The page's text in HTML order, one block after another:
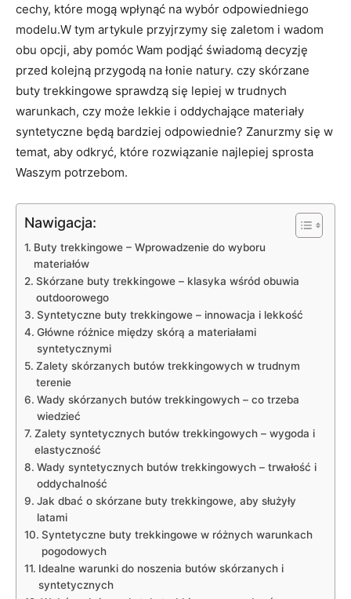
cechy, które mogą wpłynąć na wybór odpowiedniego
modelu.W tym artykule przyjrzymy się zaletom i wadom
obu opcji, aby pomóc Wam podjąć świadomą decyzję
przed kolejną przygodą na łonie natury. czy skórzane
buty trekkingowe sprawdzą się lepiej w trudnych
warunkach, czy może lekkie i oddychające materiały
syntetyczne będą bardziej odpowiednie? Zanurzmy się w
temat, aby odkryć, które rozwiązanie najlepiej sprosta
Waszym potrzebom.
Nawigacja:
Buty trekkingowe – Wprowadzenie do wyboru
materiałów
Skórzane buty trekkingowe – klasyka wśród obuwia
outdoorowego
Syntetyczne buty trekkingowe – innowacja i lekkość
Główne różnice między skórą a materiałami
syntetycznymi
Zalety skórzanych butów trekkingowych w trudnym
terenie
Wady skórzanych butów trekkingowych – co trzeba
wiedzieć
Zalety syntetycznych butów trekkingowych – wygoda i
elastyczność
Wady syntetycznych butów trekkingowych – trwałość i
oddychalność
Jak dbać o skórzane buty trekkingowe, aby służyły
latami
Syntetyczne buty trekkingowe w różnych warunkach
pogodowych
Idealne warunki do noszenia butów skórzanych i
syntetycznych